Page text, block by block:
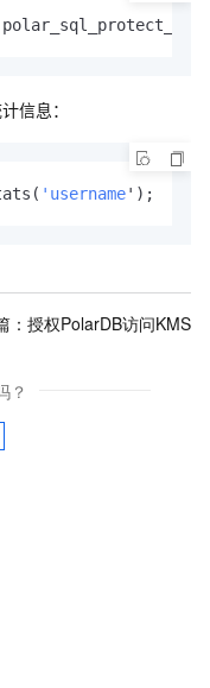
信息：
'username');
： 授权PolarDB访问KMS
？